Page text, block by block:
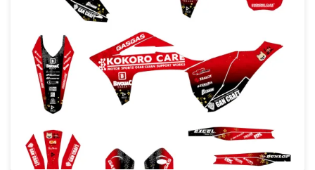
モトクルセイダーのデカールが再び世界へ モトクルセイダーは2022年6月16日
から19日にオーストリ […]